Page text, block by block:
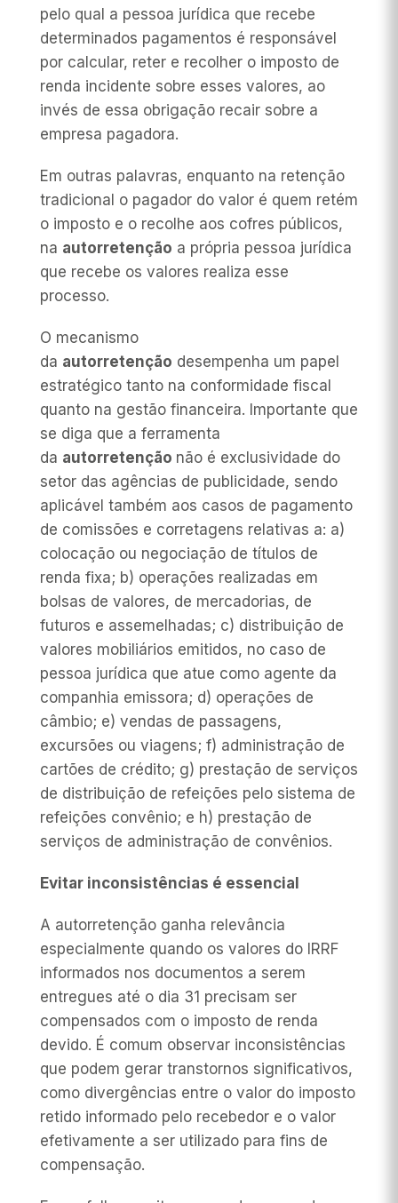
pelo qual a pessoa jurídica que recebe
determinados pagamentos é responsável
por calcular, reter e recolher o imposto de
renda incidente sobre esses valores, ao
invés de essa obrigação recair sobre a
empresa pagadora.
Em outras palavras, enquanto na retenção
tradicional o pagador do valor é quem retém
o imposto e o recolhe aos cofres públicos,
na autorretenção a própria pessoa jurídica
que recebe os valores realiza esse
processo.
O mecanismo
da autorretenção desempenha um papel
estratégico tanto na conformidade fiscal
quanto na gestão financeira. Importante que
se diga que a ferramenta
da autorretenção não é exclusividade do
setor das agências de publicidade, sendo
aplicável também aos casos de pagamento
de comissões e corretagens relativas a: a)
colocação ou negociação de títulos de
renda fixa; b) operações realizadas em
bolsas de valores, de mercadorias, de
futuros e assemelhadas; c) distribuição de
valores mobiliários emitidos, no caso de
pessoa jurídica que atue como agente da
companhia emissora; d) operações de
câmbio; e) vendas de passagens,
excursões ou viagens; f) administração de
cartões de crédito; g) prestação de serviços
de distribuição de refeições pelo sistema de
refeições convênio; e h) prestação de
serviços de administração de convênios.
Evitar inconsistências é essencial
A autorretenção ganha relevância
especialmente quando os valores do IRRF
informados nos documentos a serem
entregues até o dia 31 precisam ser
compensados com o imposto de renda
devido. É comum observar inconsistências
que podem gerar transtornos significativos,
como divergências entre o valor do imposto
retido informado pelo recebedor e o valor
efetivamente a ser utilizado para fins de
compensação.